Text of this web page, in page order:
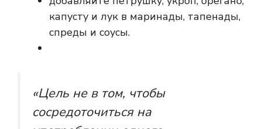
капусту и лук в маринады, тапенады,
спреды и соусы.
«Цель не в том, чтобы
сосредоточиться на